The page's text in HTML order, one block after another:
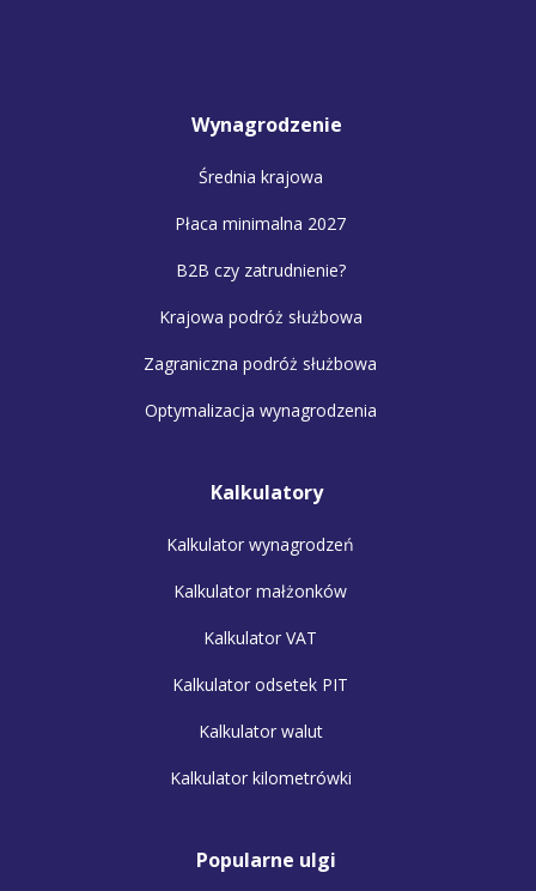
Wynagrodzenie
Średnia krajowa
Płaca minimalna 2027
B2B czy zatrudnienie?
Krajowa podróż służbowa
Zagraniczna podróż służbowa
Optymalizacja wynagrodzenia
Kalkulatory
Kalkulator wynagrodzeń
Kalkulator małżonków
Kalkulator VAT
Kalkulator odsetek PIT
Kalkulator walut
Kalkulator kilometrówki
Popularne ulgi